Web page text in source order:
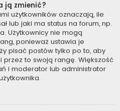
ją zmienić?
użytkowników oznaczają, ile
lub jaki ma status na forum, np.
Użytkownicy nie mogą
ponieważ ustawia je
pisać postów tylko po to, aby
przez to swoją rangę. Większość
i moderator lub administrator